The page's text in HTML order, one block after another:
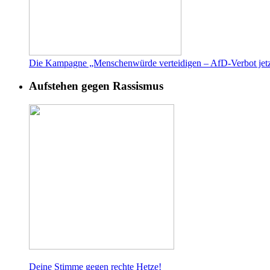
Die Kampagne „Menschenwürde verteidigen – AfD-Verbot
Aufstehen gegen Rassismus
Deine Stimme gegen rechte Hetze!